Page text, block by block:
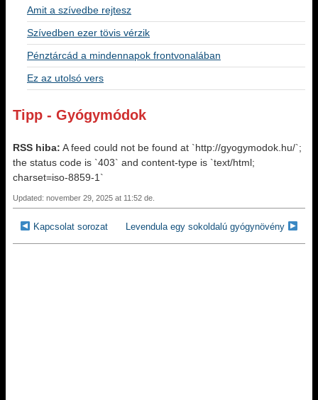
Amit a szívedbe rejtesz
Szívedben ezer tövis vérzik
Pénztárcád a mindennapok frontvonalában
Ez az utolsó vers
Tipp - Gyógymódok
RSS hiba: A feed could not be found at `http://gyogymodok.hu/`;
the status code is `403` and content-type is `text/html;
charset=iso-8859-1`
Updated: november 29, 2025 at 11:52 de.
Kapcsolat sorozat Levendula egy sokoldalú gyógynövény